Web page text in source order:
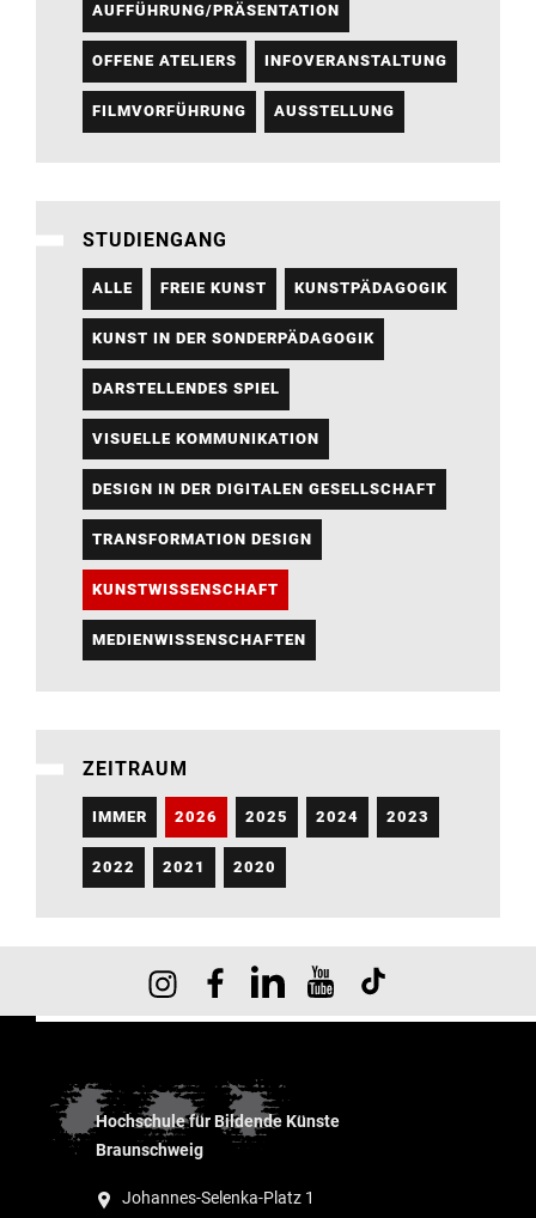
AUFFÜHRUNG/PRÄSENTATION
OFFENE ATELIERS INFOVERANSTALTUNG
FILMVORFÜHRUNG AUSSTELLUNG
STUDIENGANG
ALLE FREIE KUNST KUNSTPÄDAGOGIK
KUNST IN DER SONDERPÄDAGOGIK
DARSTELLENDES SPIEL
VISUELLE KOMMUNIKATION
DESIGN IN DER DIGITALEN GESELLSCHAFT
TRANSFORMATION DESIGN
KUNSTWISSENSCHAFT
MEDIENWISSENSCHAFTEN
ZEITRAUM
IMMER 2026 2025 2024 2023
2022 2021 2020
Hochschule für Bildende Künste
Braunschweig
Johannes-Selenka-Platz 1